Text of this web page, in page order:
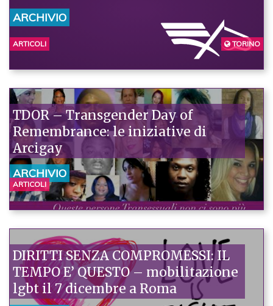
ARCHIVIO
ARTICOLI TORINO
TDOR – Transgender Day of
Remembrance: le iniziative di
Arcigay
ARCHIVIO
ARTICOLI
DIRITTI SENZA COMPROMESSI: IL
TEMPO E’ QUESTO – mobilitazione
lgbt il 7 dicembre a Roma